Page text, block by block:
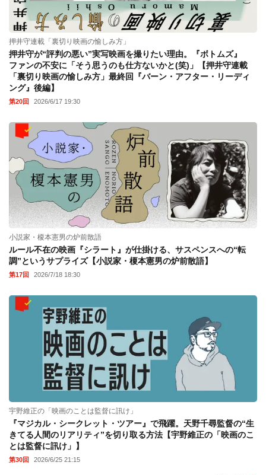
押井守連載「裏切り映画の愉しみ方」
押井守が“評判の悪い”実写映画を撮りたい理由。『ボトムズ』
ファンの不安に「そう思うのも仕方ないかと(笑)」【押井守連載
「裏切り映画の愉しみ方」最終回『バーン・アフター・リーディ
ング』後編】
第20回 2026/6/17 19:30
小説家・榎本憲男の炉前散語
ルール不在の映画『シラート』が仕掛ける、サスペンスへの“転
調”というサプライズ【小説家・榎本憲男の炉前散語】
第17回 2026/7/18 18:30
宇野維正の「映画のことは監督に訊け」
『マジカル・シークレット・ツアー』で飛躍。天野千尋監督の“生
きてる人間のリアリティ”を切り取る方法【宇野維正の「映画のこ
とは監督に訊け」】
第30回 2026/6/25 21:15